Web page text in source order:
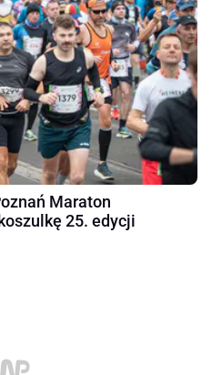
Maraton
25. edycji